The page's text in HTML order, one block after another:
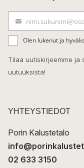
e
b
o
o
k
ä
h
k
t
Olen lukenut ja
Tilaa uutiskirjeemme ja
uutuuksista!
YHTEYSTIEDOT
Porin Kalustetalo
02 633 3150